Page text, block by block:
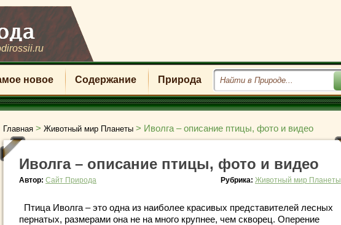
новое Содержание Природа
Главная > Животный мир Планеты > Иволга – описание птицы, фото и видео
Иволга – описание птицы, фото и видео
Автор: Сайт Природа Рубрика: Животный мир Планеты
Птица Иволга – это одна из наиболее красивых представителей лесных
пернатых, размерами она не на много крупнее, чем скворец. Оперение